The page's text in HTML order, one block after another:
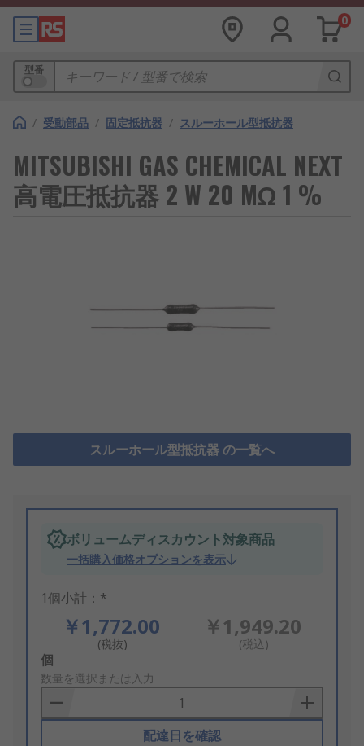
0
型番
/ 受動部品 / 固定抵抗器 / スルーホール型抵抗器
MITSUBISHI GAS CHEMICAL NEXT
高電圧抵抗器 2 W 20 MΩ 1 %
スルーホール型抵抗器 の一覧へ
ボリュームディスカウント対象商品
一括購入価格オプションを表示
1個小計：*
￥1,772.00
(税抜)
￥1,949.20
(税込)
Add
to
Basket
個
数量を選択または入力
配達日を確認